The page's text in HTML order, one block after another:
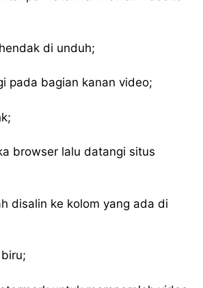
di unduh;
pada bagian kanan video;
browser lalu datangi situs
disalin ke kolom yang ada di